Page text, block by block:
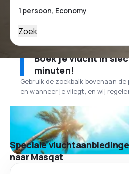
Zoek
Boek je vlucht in
minuten!
Gebruik de zoekbalk bovenaan
en wanneer je vliegt, en wij
Speciale
naar Masqat